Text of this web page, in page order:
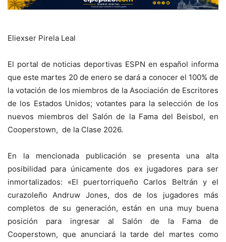
Eliexser Pirela Leal
El portal de noticias deportivas ESPN en español informa
que este martes 20 de enero se dará a conocer el 100% de
la votación de los miembros de la Asociación de Escritores
de los Estados Unidos; votantes para la selección de los
nuevos miembros del Salón de la Fama del Beisbol, en
Cooperstown, de la Clase 2026.
En la mencionada publicación se presenta una alta
posibilidad para únicamente dos ex jugadores para ser
inmortalizados: «El puertorriqueño Carlos Beltrán y el
curazoleño Andruw Jones, dos de los jugadores más
completos de su generación, están en una muy buena
posición para ingresar al Salón de la Fama de
Cooperstown, que anunciará la tarde del martes como